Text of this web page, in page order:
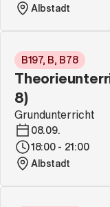
Albstadt
B197, B, B78
8)
Grundunterricht
08.09.
18:00 - 21:00
Albstadt